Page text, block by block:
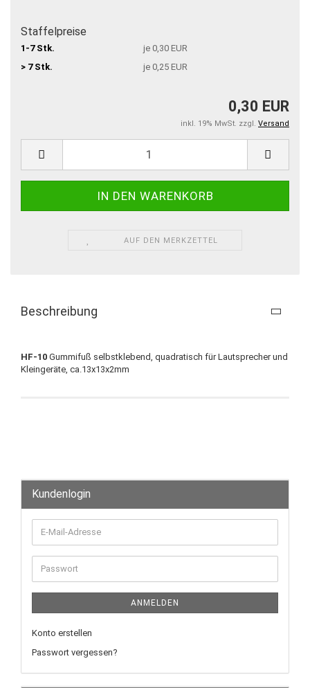
Staffelpreise
1-7 Stk.
je 0,30 EUR
> 7 Stk.
je 0,25 EUR
0,30 EUR
inkl. 19% MwSt. zzgl. Versand
AUF DEN MERKZETTEL
Beschreibung
HF-10 Gummifuß selbstklebend, quadratisch für Lautsprecher und
Kleingeräte, ca.13x13x2mm
Kundenlogin
E-
Mail-
Adresse
Passwort
ANMELDEN
Konto erstellen
Passwort vergessen?